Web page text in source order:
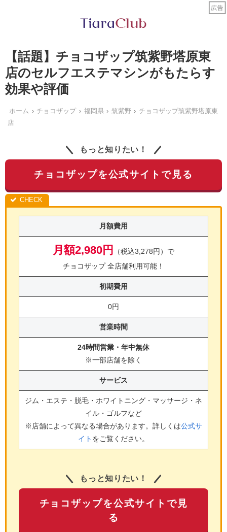
【話題】チョコザップ筑紫野塔原東
店のセルフエステマシンがもたらす
効果や評価
ホーム チョコザップ 福岡県 筑紫野
チョコザップ筑紫野塔原東
店
もっと知りたい！
チョコザップを公式サイトで見る
月額費用
月額2,980円
（税込3,278円）で
チョコザップ 全店舗利用可能！
初期費用
0円
営業時間
24時間営業・年中無休
※一部店舗を除く
サービス
ジム・エステ・脱毛・ホワイトニング・マッサージ・ネ
イル・ゴルフなど
※店舗によって異なる場合があります。詳しくは公式サ
イト をご覧ください。
もっと知りたい！
チョコザップを公式サイトで見
る